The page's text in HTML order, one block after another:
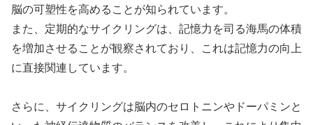
脳の可塑性を高めることが知られています。
また、定期的なサイクリングは、記憶力を司る海馬の体積
を増加させることが観察されており、これは記憶力の向上
に直接関連しています。
さらに、サイクリングは脳内のセロトニンやドーパミンと